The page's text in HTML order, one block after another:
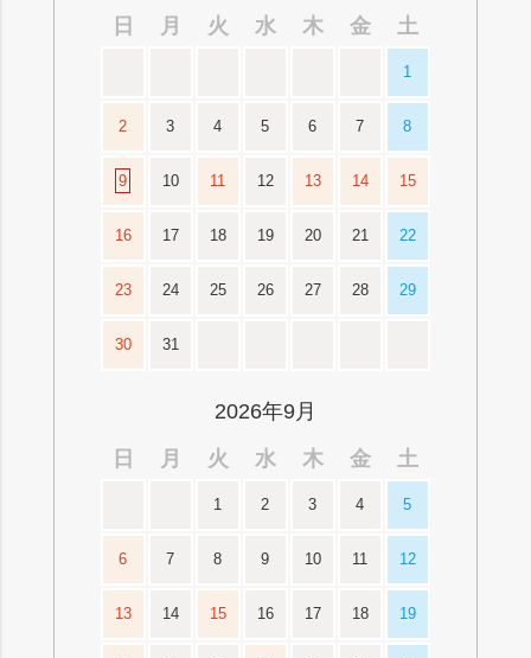
日 月 火 水 木 金 土
1
2 3 4 5 6 7 8
9 10 11 12 13 14 15
16 17 18 19 20 21 22
23 24 25 26 27 28 29
30 31
2026年9月
日
月 火 水 木 金 土
1 2 3 4 5
6 7 8 9 10 11 12
13 14 15 16 17 18 19